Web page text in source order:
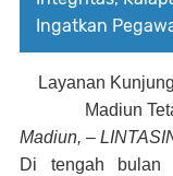
Ingatkan
Layanan
Madiun
Madiun, –
Di tengah bulan